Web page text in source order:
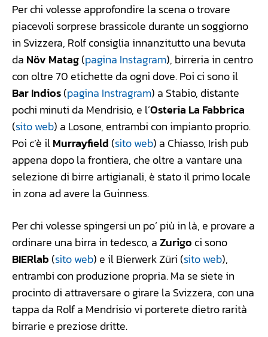
Per chi volesse approfondire la scena o trovare
piacevoli sorprese brassicole durante un soggiorno
in Svizzera, Rolf consiglia innanzitutto una bevuta
da Növ Matag(pagina Instagram), birreria in centro
con oltre 70 etichette da ogni dove. Poi ci sono il
Bar Indios(pagina Instragram) a Stabio, distante
pochi minuti da Mendrisio, e l’Osteria La Fabbrica
(sito web) a Losone, entrambi con impianto proprio.
Poi c’è ilMurrayfield (sito web) a Chiasso, Irish pub
appena dopo la frontiera, che oltre a vantare una
selezione di birre artigianali, è stato il primo locale
in zona ad avere la Guinness.
Per chi volesse spingersi un po’ più in là, e provare a
ordinare una birra in tedesco, aZurigo ci sono
BIERlab (sito web) e il Bierwerk Züri (sito web),
entrambi con produzione propria. Ma se siete in
procinto di attraversare o girare la Svizzera, con una
tappa da Rolf a Mendrisio vi porterete dietro rarità
birrarie e preziose dritte.